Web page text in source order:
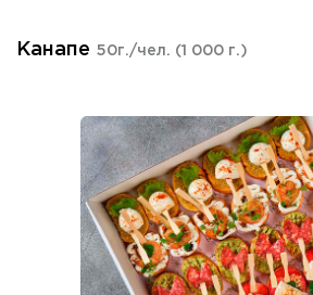
Канапе 50г./чел. (1 000 г.)